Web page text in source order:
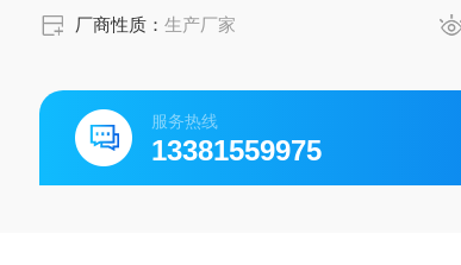
厂商性质：生产厂家
服务热线
13381559975